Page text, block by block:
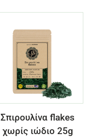
Σπιρουλίνα flakes
χωρίς ιώδιο 25g